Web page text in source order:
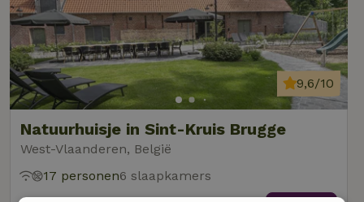
Natuurhuisje in Sint-Kruis Brugge
West-Vlaanderen, België
9,6/10
17 personen6 slaapkamers